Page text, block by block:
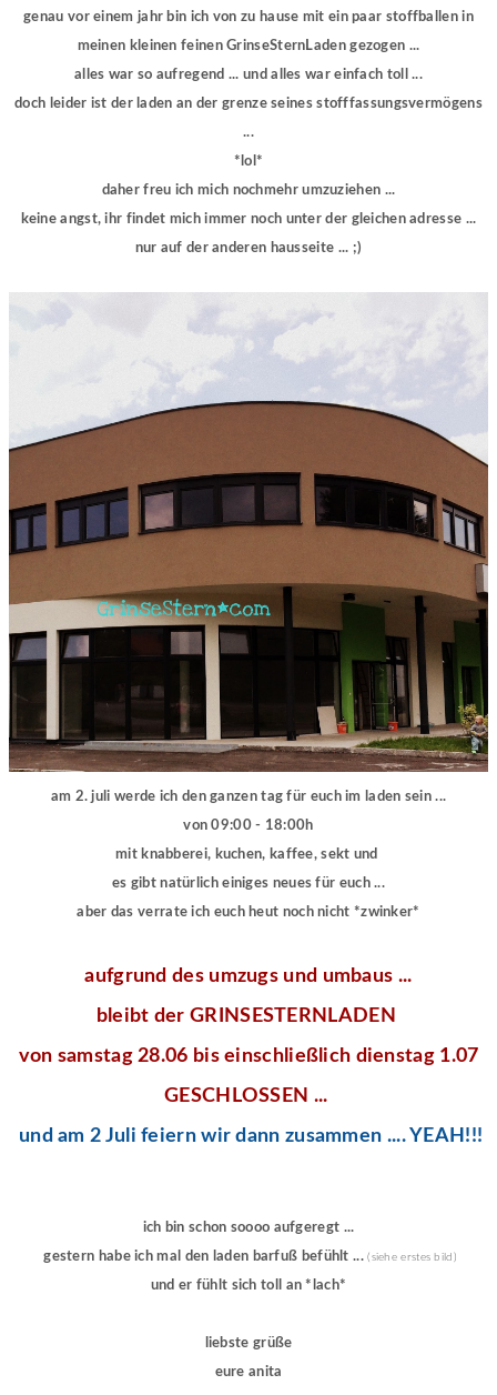
genau vor einem jahr bin ich von zu hause mit ein paar stoffballen in
meinen kleinen feinen GrinseSternLaden gezogen ...
alles war so aufregend ... und alles war einfach toll ...
doch leider ist der laden an der grenze seines stofffassungsvermögens
...
*lol*
daher freu ich mich nochmehr umzuziehen ...
keine angst, ihr findet mich immer noch unter der gleichen adresse ...
nur auf der anderen hausseite ... ;)
am 2. juli werde ich den ganzen tag für euch im laden sein ...
von 09:00 - 18:00h
mit knabberei, kuchen, kaffee, sekt und
es gibt natürlich einiges neues für euch ...
aber das verrate ich euch heut noch nicht *zwinker*
aufgrund des umzugs und umbaus ...
bleibt der GRINSESTERNLADEN
von samstag 28.06 bis einschließlich dienstag 1.07
GESCHLOSSEN ...
und am 2 Juli feiern wir dann zusammen .... YEAH!!!
ich bin schon soooo aufgeregt ...
gestern habe ich mal den laden barfuß befühlt ...(siehe erstes bild)
und er fühlt sich toll an *lach*
liebste grüße
eure anita